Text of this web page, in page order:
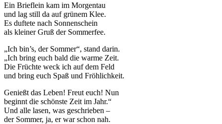
Ein Brieflein kam im Morgentau
und lag still da auf grünem Klee.
Es duftete nach Sonnenschein
als kleiner Gruß der Sommerfee.
„Ich bin’s, der Sommer“, stand darin.
„Ich bring euch bald die warme Zeit.
Die Früchte weck ich auf dem Feld
und bring euch Spaß und Fröhlichkeit.
Genießt das Leben! Freut euch! Nun
beginnt die schönste Zeit im Jahr.“
Und alle lasen, was geschrieben –
der Sommer, ja, er war schon nah.